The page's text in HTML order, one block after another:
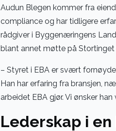
Audun Blegen kommer fra
compliance og har tidligere
rådgiver i Byggenæringens
blant annet møtte på
– Styret i EBA er svært
Han har erfaring fra bransjen,
arbeidet EBA gjør. Vi ønsker
Lederskap i